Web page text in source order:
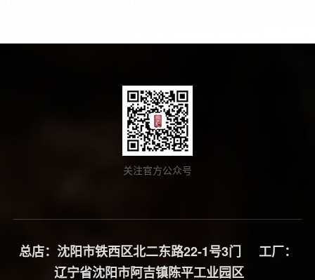
关注官方公众号
总店：沈阳市铁西区北二东路22-1号3门 工厂：
辽宁省沈阳市阿吉镇陈平工业园区